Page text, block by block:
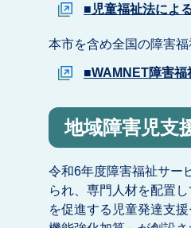
■児童福祉法によ
本市を含め全国の障害
■WAMNET障害福
地域障害児支
令和6年度障害福祉サー
られ、専門人材を配置
を促進する児童発達支